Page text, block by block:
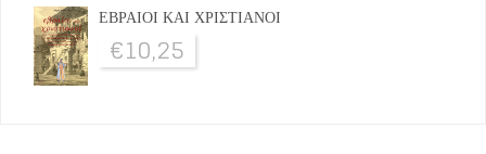
ΕΒΡΑΙΟΙ ΚΑΙ ΧΡΙΣΤΙΑΝΟΙ
€10,25